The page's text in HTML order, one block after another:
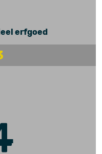
erfgoed